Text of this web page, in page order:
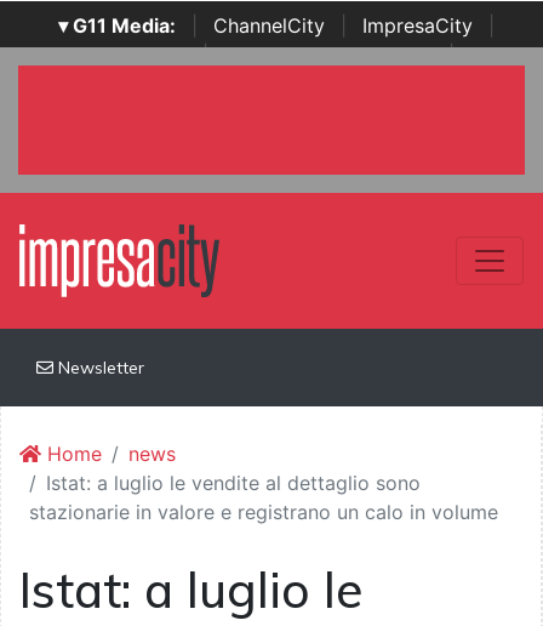
▾ G11 Media: ChannelCity ImpresaCity
SecurityOpenLab | Italian Channel Awards | Italian
Newsletter
Home
news
Istat: a luglio le vendite al dettaglio sono
stazionarie in valore e registrano un calo in volume
Istat: a luglio le